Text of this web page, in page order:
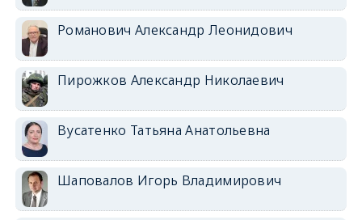
Романович Александр Леонидович
Пирожков Александр Николаевич
Вусатенко Татьяна Анатольевна
Шаповалов Игорь Владимирович